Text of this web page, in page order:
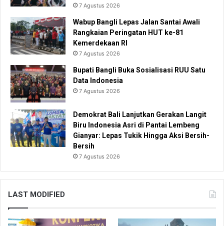
7 Agustus 2026
Wabup Bangli Lepas Jalan Santai Awali
Rangkaian Peringatan HUT ke-81
Kemerdekaan RI
7 Agustus 2026
Bupati Bangli Buka Sosialisasi RUU Satu
Data Indonesia
7 Agustus 2026
Demokrat Bali Lanjutkan Gerakan Langit
Biru Indonesia Asri di Pantai Lembeng
Gianyar: Lepas Tukik Hingga Aksi Bersih-
Bersih
7 Agustus 2026
LAST MODIFIED